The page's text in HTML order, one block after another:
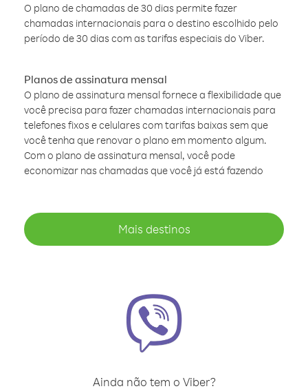
O plano de chamadas de 30 dias permite fazer
chamadas internacionais para o destino escolhido pelo
período de 30 dias com as tarifas especiais do Viber.
Planos de assinatura mensal
O plano de assinatura mensal fornece a flexibilidade que
você precisa para fazer chamadas internacionais para
telefones fixos e celulares com tarifas baixas sem que
você tenha que renovar o plano em momento algum.
Com o plano de assinatura mensal, você pode
economizar nas chamadas que você já está fazendo
Mais destinos
Ainda não tem o Viber?